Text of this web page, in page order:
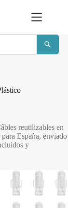
reutilizables en
España, enviado
y